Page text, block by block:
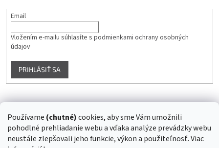
Používame (chutné)cookies, aby sme Vám umožnili
pohodlné prehliadanie webu a vďaka analýze prevádzky webu
neustále zlepšovali jeho funkcie, výkon a použiteľnosť. Viac
Email
Vložením e-mailu súhlasíte s podmienkami ochrany osobných
údajov
PRIHLÁSIŤ SA
Sledovať na Instagrame